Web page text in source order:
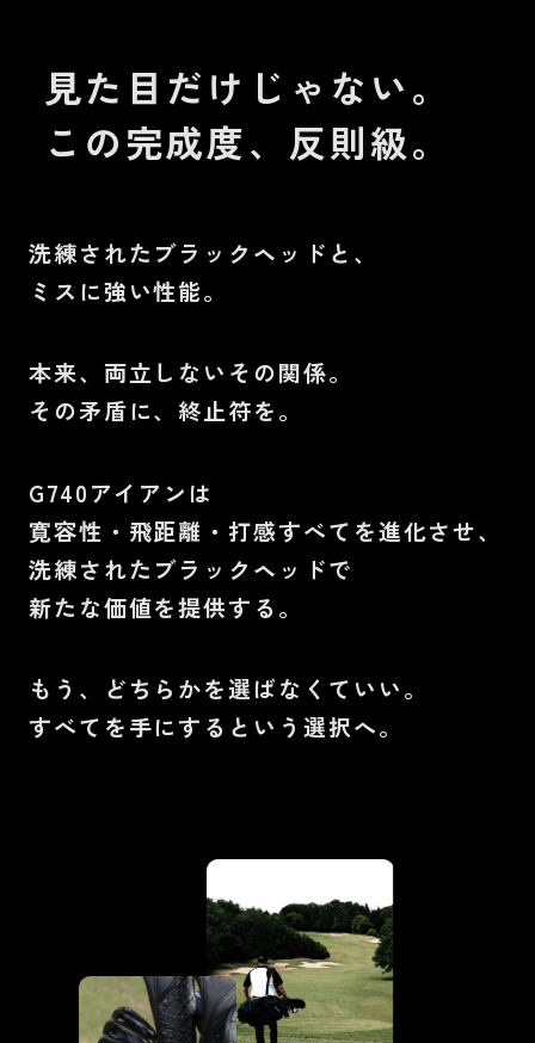
見た目だけじゃない。
この完成度、反則級。
洗練されたブラックヘッドと、
ミスに強い性能。
本来、両立しないその関係。
その矛盾に、終止符を。
G740アイアンは
寛容性・飛距離・打感すべてを進化させ、
洗練されたブラックヘッドで
新たな価値を提供する。
もう、どちらかを選ばなくていい。
すべてを手にするという選択へ。